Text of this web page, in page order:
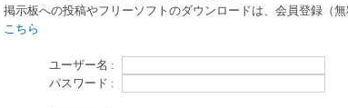
掲示板への投稿やフリーソフトのダウンロードは、会員登録（
こちら
ユーザー名 :
パスワード :